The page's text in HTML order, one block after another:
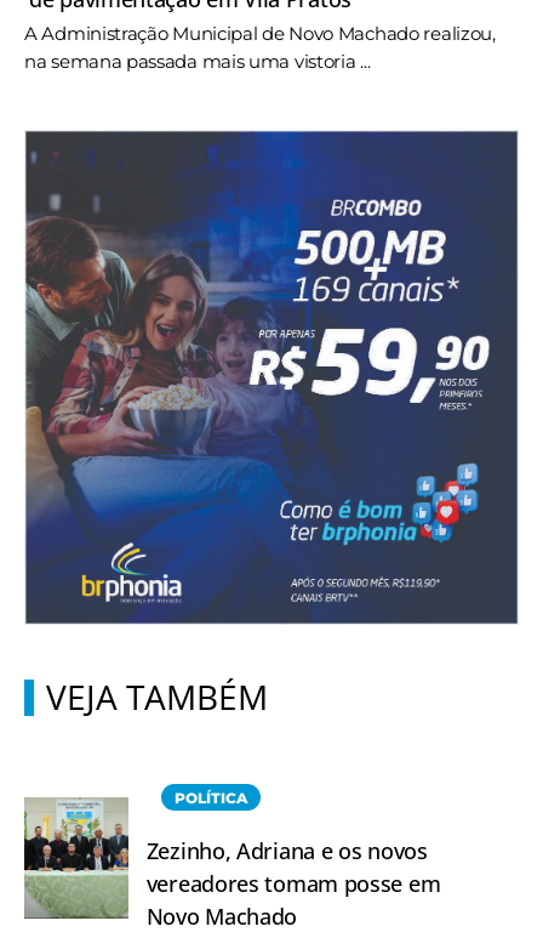
A Administração Municipal de Novo Machado realizou,
na semana passada mais uma vistoria ...
VEJA TAMBÉM
POLÍTICA
Zezinho, Adriana e os novos
vereadores tomam posse em
Novo Machado